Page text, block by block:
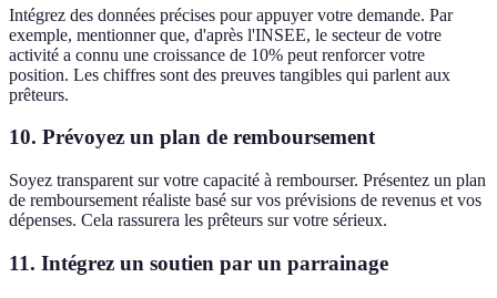
Intégrez des données précises pour appuyer votre demande. Par
exemple, mentionner que, d'après l'INSEE, le secteur de votre
activité a connu une croissance de 10% peut renforcer votre
position. Les chiffres sont des preuves tangibles qui parlent aux
prêteurs.
10. Prévoyez un plan de remboursement
Soyez transparent sur votre capacité à rembourser. Présentez un plan
de remboursement réaliste basé sur vos prévisions de revenus et vos
dépenses. Cela rassurera les prêteurs sur votre sérieux.
11. Intégrez un soutien par un parrainage